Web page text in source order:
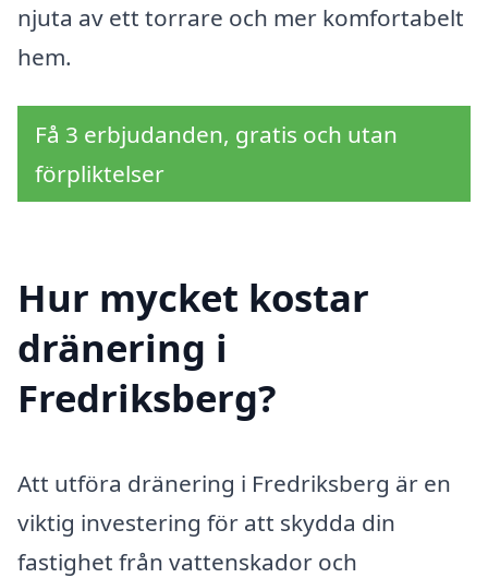
njuta av ett torrare och mer komfortabelt
hem.
Få 3 erbjudanden, gratis och utan
förpliktelser
Hur mycket kostar
dränering i
Fredriksberg?
Att utföra dränering i Fredriksberg är en
viktig investering för att skydda din
fastighet från vattenskador och